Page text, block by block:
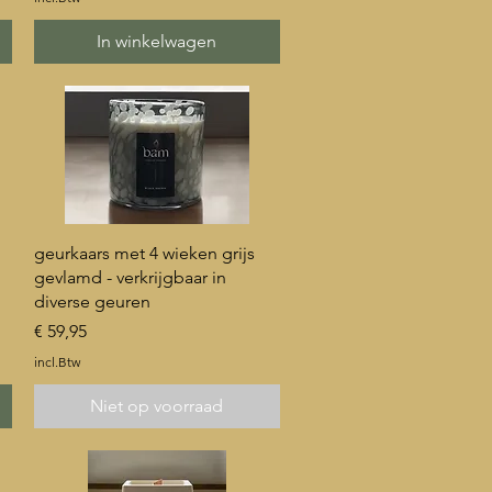
In winkelwagen
Snel overzicht
geurkaars met 4 wieken grijs
gevlamd - verkrijgbaar in
diverse geuren
Prijs
€ 59,95
incl.Btw
Niet op voorraad